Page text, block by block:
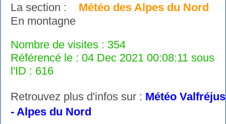
La section : Météo des Alpes du Nord
En montagne
Nombre de visites : 354
Référencé le : 04 Dec 2021 00:08:11 sous
l'ID : 616
Retrouvez plus d'infos sur : Météo Valfréjus
- Alpes du Nord